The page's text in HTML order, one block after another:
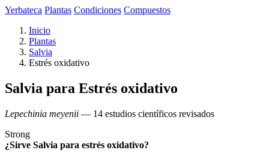
Yerbateca Plantas Condiciones Compuestos
Inicio
Plantas
Salvia
Estrés oxidativo
Salvia para Estrés oxidativo
Lepechinia meyenii — 14 estudios científicos revisados
Strong
¿Sirve Salvia para estrés oxidativo?